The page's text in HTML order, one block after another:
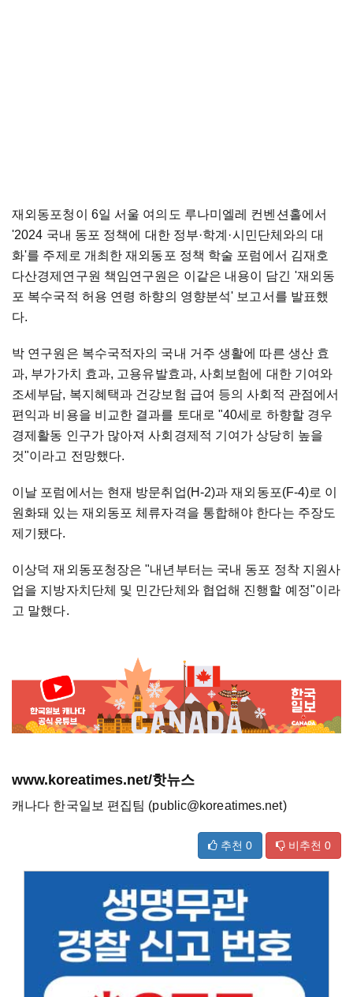
재외동포청이 6일 서울 여의도 루나미엘레 컨벤션홀에서
'2024 국내 동포 정책에 대한 정부·학계·시민단체와의 대
화'를 주제로 개최한 재외동포 정책 학술 포럼에서 김재호
다산경제연구원 책임연구원은 이같은 내용이 담긴 '재외동
포 복수국적 허용 연령 하향의 영향분석' 보고서를 발표했
다.
박 연구원은 복수국적자의 국내 거주 생활에 따른 생산 효
과, 부가가치 효과, 고용유발효과, 사회보험에 대한 기여와
조세부담, 복지혜택과 건강보험 급여 등의 사회적 관점에서
편익과 비용을 비교한 결과를 토대로 "40세로 하향할 경우
경제활동 인구가 많아져 사회경제적 기여가 상당히 높을
것"이라고 전망했다.
이날 포럼에서는 현재 방문취업(H-2)과 재외동포(F-4)로 이
원화돼 있는 재외동포 체류자격을 통합해야 한다는 주장도
제기됐다.
이상덕 재외동포청장은 "내년부터는 국내 동포 정착 지원사
업을 지방자치단체 및 민간단체와 협업해 진행할 예정"이라
고 말했다.
www.koreatimes.net/핫뉴스
캐나다 한국일보 편집팀 (public@koreatimes.net)
추천 0 비추천 0